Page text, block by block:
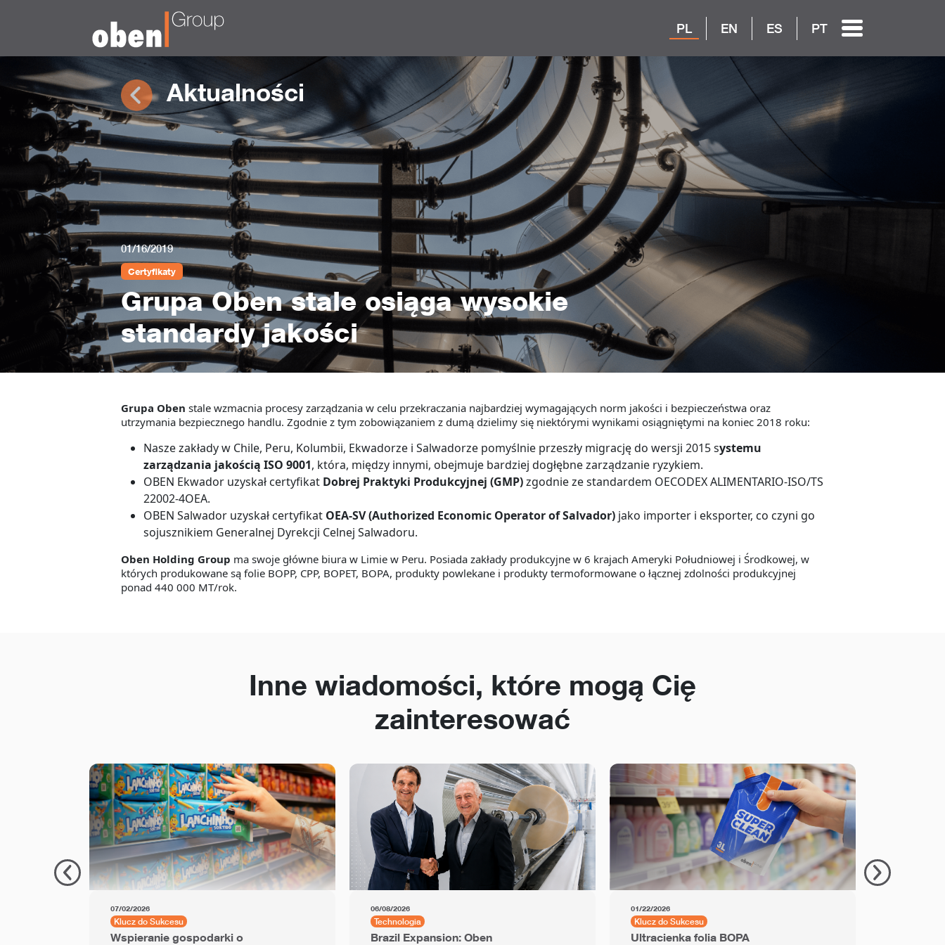
PL EN ES PT
Aktualności
01/16/2019
Certyfikaty
Grupa Oben stale osiąga wysokie
standardy jakości
Grupa Oben stale wzmacnia procesy zarządzania w celu przekraczania najbardziej wymagających norm jakości i bezpieczeństwa oraz
utrzymania bezpiecznego handlu. Zgodnie z tym zobowiązaniem z dumą dzielimy się niektórymi wynikami osiągniętymi na koniec 2018 roku:
Nasze zakłady w Chile, Peru, Kolumbii, Ekwadorze i Salwadorze pomyślnie przeszły migrację do wersji 2015 systemu
zarządzania jakością ISO 9001, która, między innymi, obejmuje bardziej dogłębne zarządzanie ryzykiem.
OBEN Ekwador uzyskał certyfikat Dobrej Praktyki Produkcyjnej (GMP)zgodnie ze standardem OECODEX ALIMENTARIO-ISO/TS
22002-4OEA.
OBEN Salwador uzyskał certyfikat OEA-SV (Authorized Economic Operator of Salvador) jako importer i eksporter, co czyni go
sojusznikiem Generalnej Dyrekcji Celnej Salwadoru.
Oben Holding Group ma swoje główne biura w Limie w Peru. Posiada zakłady produkcyjne w 6 krajach Ameryki Południowej i Środkowej, w
których produkowane są folie BOPP, CPP, BOPET, BOPA, produkty powlekane i produkty termoformowane o łącznej zdolności produkcyjnej
ponad 440 000 MT/rok.
Inne wiadomości, które mogą Cię
zainteresować
07/02/2026
Klucz do Sukcesu
Wspieranie gospodarki o
06/08/2026
Technologia
Brazil Expansion: Oben
01/22/2026
Klucz do Sukcesu
Ultracienka folia BOPA